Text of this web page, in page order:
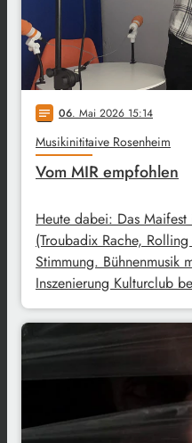
notes 06. Mai 2026 15:14
Musikinititaive Rosenheim
Vom MIR empfohlen
Heute dabei: Das
(Troubadix Rache,
Stimmung. Bühnenmusik
Inszenierung Kulturclub